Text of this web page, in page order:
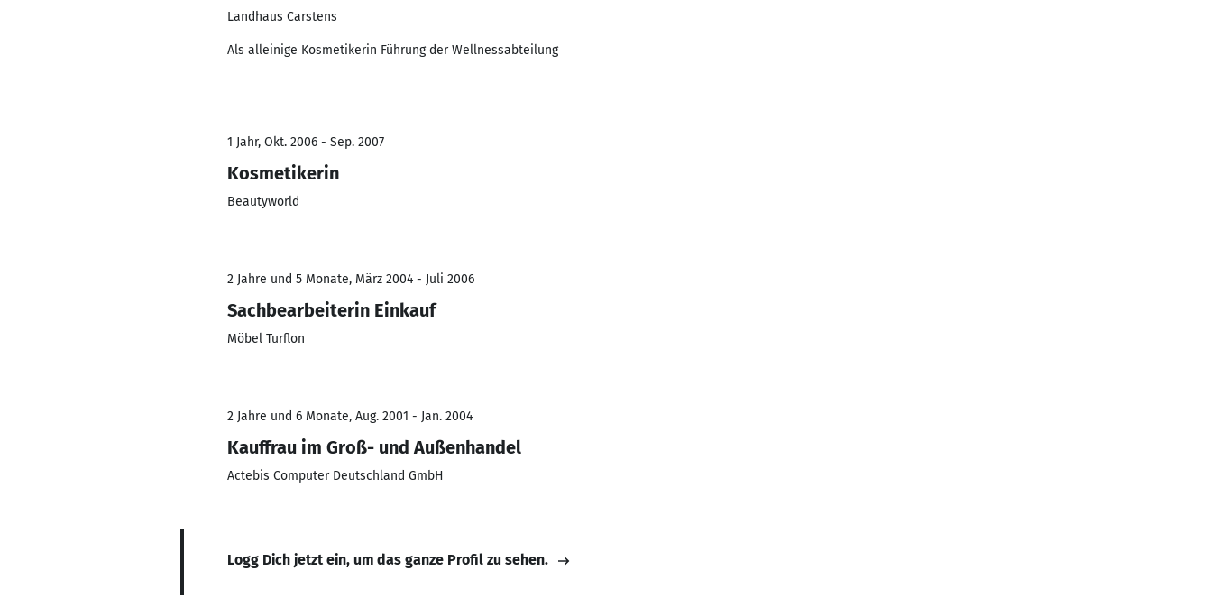
Landhaus Carstens
Als alleinige Kosmetikerin Führung der Wellnessabteilung
1 Jahr, Okt. 2006 - Sep. 2007
Kosmetikerin
Beautyworld
2 Jahre und 5 Monate, März 2004 - Juli 2006
Sachbearbeiterin Einkauf
Möbel Turflon
2 Jahre und 6 Monate, Aug. 2001 - Jan. 2004
Kauffrau im Groß- und Außenhandel
Actebis Computer Deutschland GmbH
Logg Dich jetzt ein, um das ganze Profil zu sehen.